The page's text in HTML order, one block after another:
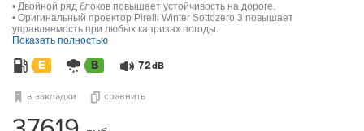
• Двойной ряд блоков повышает устойчивость на дороге.
• Оригинальный проектор Pirelli Winter Sottozero 3 повышает
управляемость при любых капризах погоды.
Показать полностью
E B 72 dB
в закладки сравнить